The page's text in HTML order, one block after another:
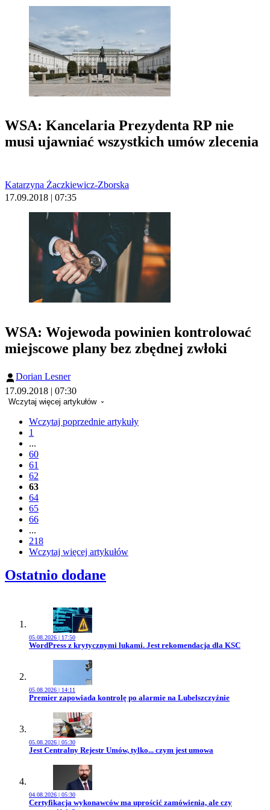
WSA: Kancelaria Prezydenta RP nie
musi ujawniać wszystkich umów zlecenia
Katarzyna Żaczkiewicz-Zborska
17.09.2018 | 07:35
WSA: Wojewoda powinien kontrolować
miejscowe plany bez zbędnej zwłoki
Dorian Lesner
17.09.2018 | 07:30
Wczytaj więcej artykułów
Wczytaj poprzednie artykuły
1
...
60
61
62
63
64
65
66
...
218
Wczytaj więcej artykułów
Ostatnio dodane
05.08.2026 | 17:50
Przejdź do artykułu:
WordPress z krytycznymi lukami. Jest rekomendacja dla KSC
05.08.2026 | 14:11
Przejdź do artykułu:
Premier zapowiada kontrolę po alarmie na Lubelszczyźnie
05.08.2026 | 05:30
Przejdź do artykułu:
Jest Centralny Rejestr Umów, tylko... czym jest umowa
04.08.2026 | 05:30
Przejdź do artykułu:
Certyfikacja wykonawców ma uprościć zamówienia, ale czy